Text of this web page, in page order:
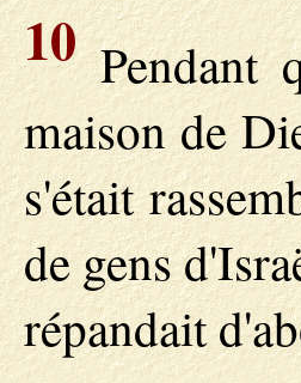
10Pendant
maison de
s'était
de gens
répandait